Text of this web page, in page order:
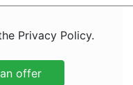
Privacy Policy.